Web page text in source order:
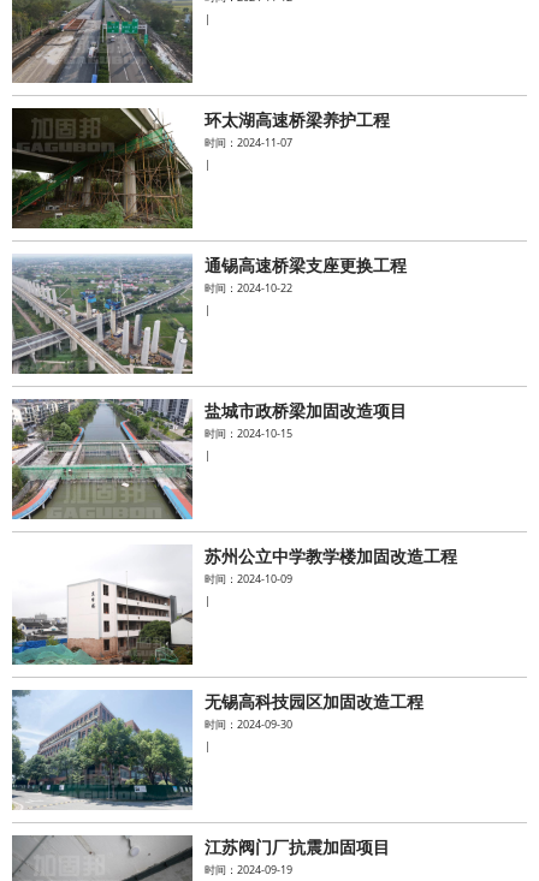
|
环太湖高速桥梁养护工程
时间：2024-11-07
|
通锡高速桥梁支座更换工程
时间：2024-10-22
|
盐城市政桥梁加固改造项目
时间：2024-10-15
|
苏州公立中学教学楼加固改造工程
时间：2024-10-09
|
无锡高科技园区加固改造工程
时间：2024-09-30
|
江苏阀门厂抗震加固项目
时间：2024-09-19